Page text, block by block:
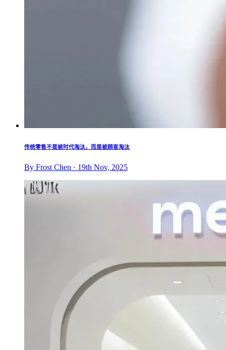
传统零售不是被时代淘汰，而是被顾客淘汰
By Frost Chen · 19th Nov, 2025